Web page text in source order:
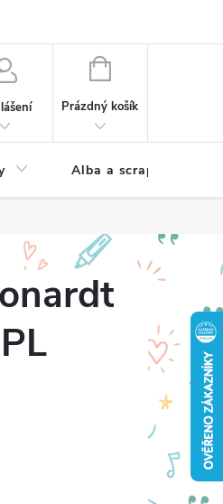
NÁKUPNÍ
Prázdný košík
Alba a scrapbooking